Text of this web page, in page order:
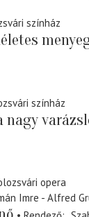
színház
színház
nagy
opera
Imre - Alfred